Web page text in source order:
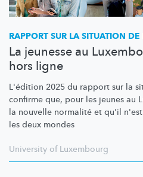
RAPPORT SUR LA SITUATION
La jeunesse au
hors ligne
L'édition 2025 du rapport sur la
confirme que, pour les jeunes au
la nouvelle normalité et qu'il
les deux mondes
University of Luxembourg